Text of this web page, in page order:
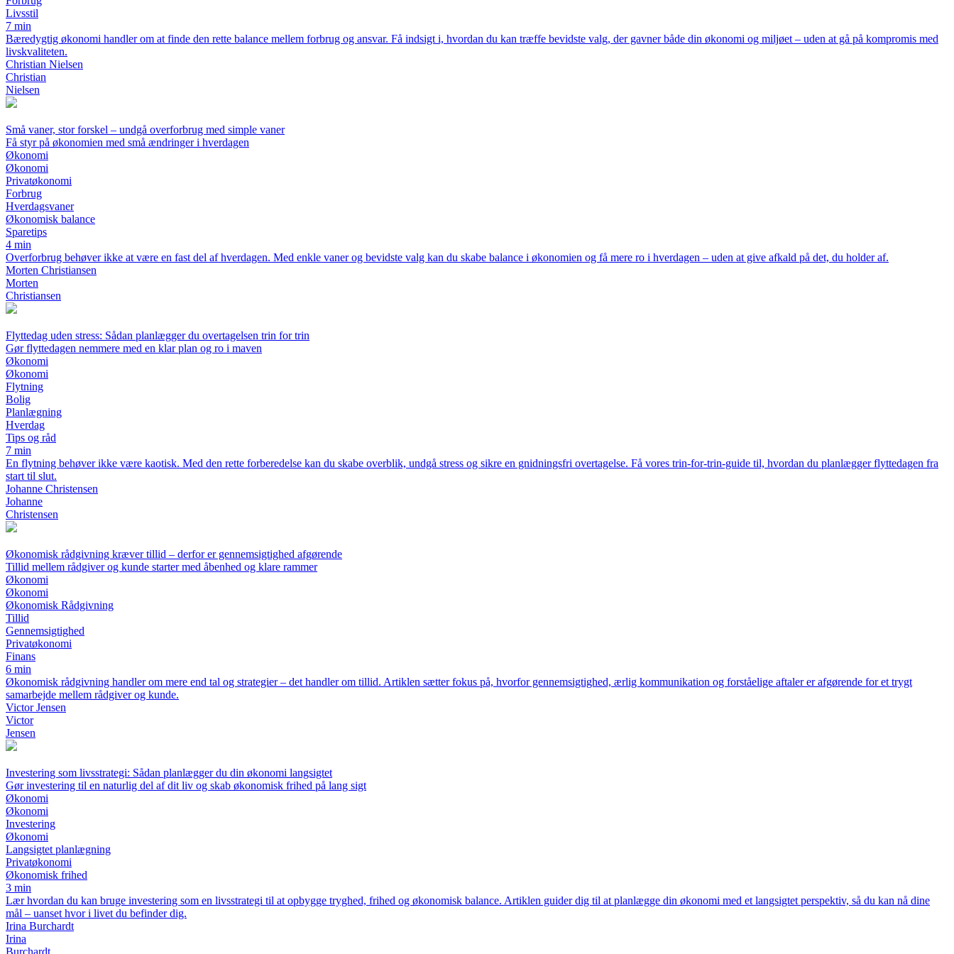
Livsstil
7 min
Bæredygtig økonomi handler om at finde den rette balance mellem forbrug og ansvar. Få indsigt i, hvordan du kan træffe bevidste valg, der gavner både din økonomi og miljøet – uden at gå på kompromis med
livskvaliteten.
Christian Nielsen
Christian
Nielsen
Små vaner, stor forskel – undgå overforbrug med simple vaner
Få styr på økonomien med små ændringer i hverdagen
Økonomi
Økonomi
Privatøkonomi
Forbrug
Hverdagsvaner
Økonomisk balance
Sparetips
4 min
Overforbrug behøver ikke at være en fast del af hverdagen. Med enkle vaner og bevidste valg kan du skabe balance i økonomien og få mere ro i hverdagen – uden at give afkald på det, du holder af.
Morten Christiansen
Morten
Christiansen
Flyttedag uden stress: Sådan planlægger du overtagelsen trin for trin
Gør flyttedagen nemmere med en klar plan og ro i maven
Økonomi
Økonomi
Flytning
Bolig
Planlægning
Hverdag
Tips og råd
7 min
En flytning behøver ikke være kaotisk. Med den rette forberedelse kan du skabe overblik, undgå stress og sikre en gnidningsfri overtagelse. Få vores trin-for-trin-guide til, hvordan du planlægger flyttedagen fra
start til slut.
Johanne Christensen
Johanne
Christensen
Økonomisk rådgivning kræver tillid – derfor er gennemsigtighed afgørende
Tillid mellem rådgiver og kunde starter med åbenhed og klare rammer
Økonomi
Økonomi
Økonomisk Rådgivning
Tillid
Gennemsigtighed
Privatøkonomi
Finans
6 min
Økonomisk rådgivning handler om mere end tal og strategier – det handler om tillid. Artiklen sætter fokus på, hvorfor gennemsigtighed, ærlig kommunikation og forståelige aftaler er afgørende for et trygt
samarbejde mellem rådgiver og kunde.
Victor Jensen
Victor
Jensen
Investering som livsstrategi: Sådan planlægger du din økonomi langsigtet
Gør investering til en naturlig del af dit liv og skab økonomisk frihed på lang sigt
Økonomi
Økonomi
Investering
Økonomi
Langsigtet planlægning
Privatøkonomi
Økonomisk frihed
3 min
Lær hvordan du kan bruge investering som en livsstrategi til at opbygge tryghed, frihed og økonomisk balance. Artiklen guider dig til at planlægge din økonomi med et langsigtet perspektiv, så du kan nå dine
mål – uanset hvor i livet du befinder dig.
Irina Burchardt
Irina
Burchardt